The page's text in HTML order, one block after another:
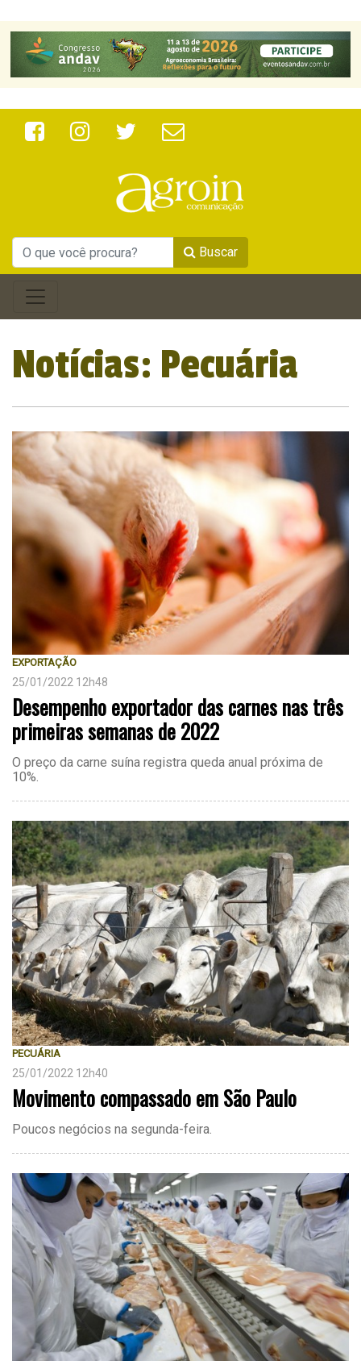
Buscar
Notícias: Pecuária
EXPORTAÇÃO
25/01/2022 12h48
Desempenho exportador das carnes nas três
primeiras semanas de 2022
O preço da carne suína registra queda anual próxima de
10%.
PECUÁRIA
25/01/2022 12h40
Movimento compassado em São Paulo
Poucos negócios na segunda-feira.